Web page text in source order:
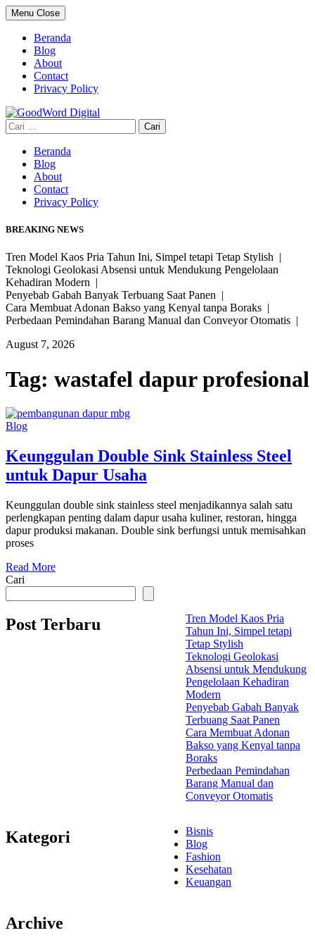
Skip
to
content
Menu Close
Beranda
Blog
About
Contact
Privacy Policy
Cari
untuk:
Beranda
Blog
About
Contact
Privacy Policy
BREAKING NEWS
Tren Model Kaos Pria Tahun Ini, Simpel tetapi Tetap Stylish |
Teknologi Geolokasi Absensi untuk Mendukung Pengelolaan
Kehadiran Modern |
Penyebab Gabah Banyak Terbuang Saat Panen |
Cara Membuat Adonan Bakso yang Kenyal tanpa Boraks |
Perbedaan Pemindahan Barang Manual dan Conveyor Otomatis |
August 7, 2026
Tag: wastafel dapur profesional
Blog
Keunggulan Double Sink Stainless Steel
untuk Dapur Usaha
Keunggulan double sink stainless steel menjadikannya salah satu
perlengkapan penting dalam dapur usaha kuliner, restoran, hingga
dapur produksi makanan. Double sink berfungsi untuk memisahkan
proses
Read More
Cari
Post Terbaru
Tren Model Kaos Pria
Tahun Ini, Simpel tetapi
Tetap Stylish
Teknologi Geolokasi
Absensi untuk Mendukung
Pengelolaan Kehadiran
Modern
Penyebab Gabah Banyak
Terbuang Saat Panen
Cara Membuat Adonan
Bakso yang Kenyal tanpa
Boraks
Perbedaan Pemindahan
Barang Manual dan
Conveyor Otomatis
Kategori
Bisnis
Blog
Fashion
Kesehatan
Keuangan
Archive